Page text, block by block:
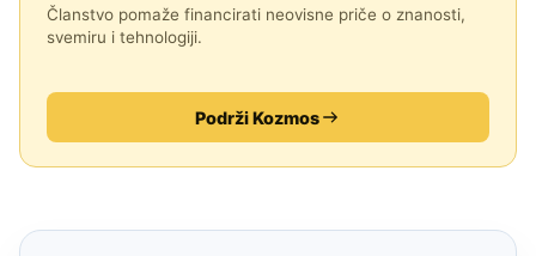
Članstvo pomaže financirati neovisne priče o znanosti,
svemiru i tehnologiji.
Podrži Kozmos